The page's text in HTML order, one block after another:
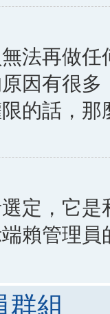
法再做
因有很
的話，
定，它
賴管理員
組